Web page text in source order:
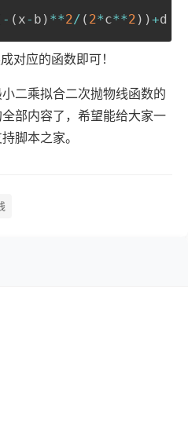
- ( x- b ) **2/ ( 2*c**2 ) )+d
对应的函数即可！
二乘拟合二次抛物线函数的
部内容了，希望能给大家一
脚本之家。